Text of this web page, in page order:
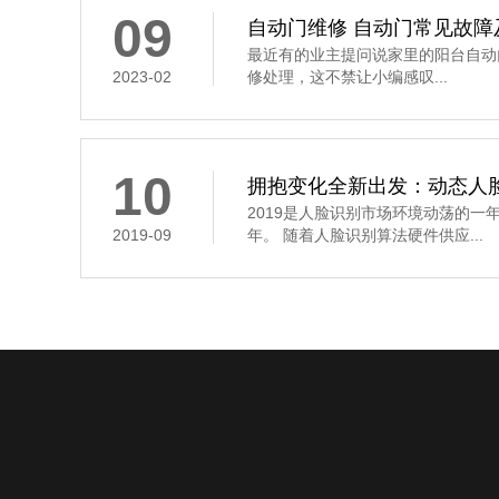
09
2023-02
自动门维修 自动门常见故
最近有的业主提问说家里的阳台自
修处理，这不禁让小编感叹...
10
2019-09
拥抱变化全新出发：动态人
2019是人脸识别市场环境动荡的一
年。 随着人脸识别算法硬件供应...